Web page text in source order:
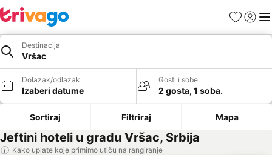
FavoritiPrijavi
Destinacija
Vršac
Dolazak/odlazak
Izaberi datume
Gosti i sobe
2 gosta, 1 soba.
Sortiraj Filtriraj Mapa
Jeftini hoteli u gradu Vršac, Srbija
Kako uplate koje primimo utiču na rangiranje